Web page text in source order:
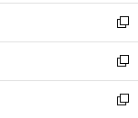
く
ウ
で
開
く
ン
ド
ウ
で
開
く
ウ
ィ
ン
ド
ウ
で
し
い
ウ
ィ
ン
ド
新
し
い
ウ
ィ
新
し
い
新